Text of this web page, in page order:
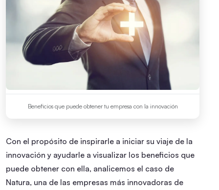
Beneficios que puede obtener tu empresa con la innovación
Con el propósito de inspirarle a iniciar su viaje de la
innovación y ayudarle a visualizar los beneficios que
puede obtener con ella, analicemos el caso de
Natura, una de las empresas más innovadoras de